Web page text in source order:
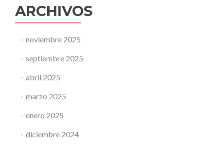
ARCHIVOS
noviembre 2025
septiembre 2025
abril 2025
marzo 2025
enero 2025
diciembre 2024